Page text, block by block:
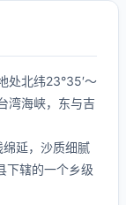
处北纬23°35′～
湾海峡，东与吉
绵延，沙质细腻
下辖的一个乡级